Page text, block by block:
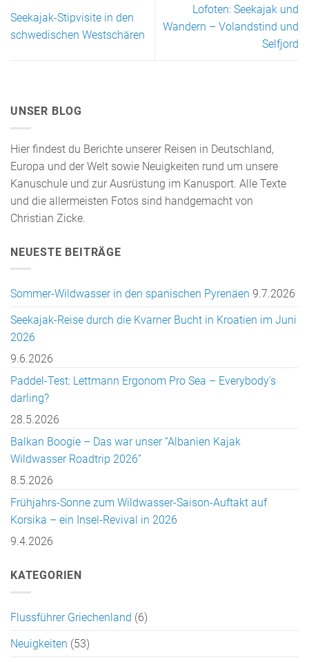
Seekajak-Stipvisite in den
schwedischen Westschären
Lofoten: Seekajak und
Wandern – Volandstind und
Selfjord
UNSER BLOG
Hier findest du Berichte unserer Reisen in Deutschland,
Europa und der Welt sowie Neuigkeiten rund um unsere
Kanuschule und zur Ausrüstung im Kanusport. Alle Texte
und die allermeisten Fotos sind handgemacht von
Christian Zicke.
NEUESTE BEITRÄGE
Sommer-Wildwasser in den spanischen Pyrenäen 9.7.2026
Seekajak-Reise durch die Kvarner Bucht in Kroatien im Juni
2026
9.6.2026
Paddel-Test: Lettmann Ergonom Pro Sea – Everybody’s
darling?
28.5.2026
Balkan Boogie – Das war unser “Albanien Kajak
Wildwasser Roadtrip 2026”
8.5.2026
Frühjahrs-Sonne zum Wildwasser-Saison-Auftakt auf
Korsika – ein Insel-Revival in 2026
9.4.2026
KATEGORIEN
Flussführer Griechenland (6)
Neuigkeiten (53)